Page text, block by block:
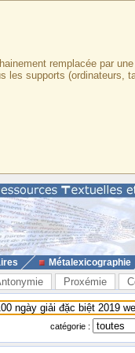
remplacée par
les supports (ordinateurs,
Métalexicographie
Proxémie
catégorie :